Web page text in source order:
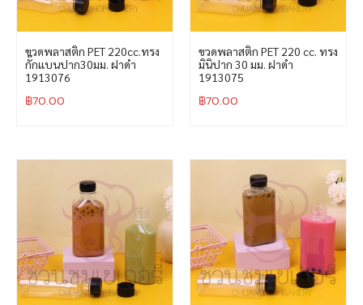
ขวดพลาสติก PET 220cc.ทรง
กั๊กแบนปาก30มม. ฝาดำ
1913076
฿70.00
ขวดพลาสติก PET 220 cc. ทรง
มินิปาก 30 มม. ฝาดำ
1913075
฿70.00